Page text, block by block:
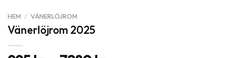
HEM / VÄNERLÖJROM
Vänerlöjrom 2025